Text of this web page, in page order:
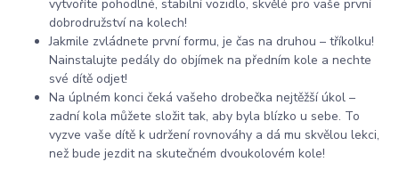
vytvoříte pohodlné, stabilní vozidlo, skvělé pro vaše první
dobrodružství na kolech!
Jakmile zvládnete první formu, je čas na druhou – tříkolku!
Nainstalujte pedály do objímek na předním kole a nechte
své dítě odjet!
Na úplném konci čeká vašeho drobečka nejtěžší úkol –
zadní kola můžete složit tak, aby byla blízko u sebe. To
vyzve vaše dítě k udržení rovnováhy a dá mu skvělou lekci,
než bude jezdit na skutečném dvoukolovém kole!